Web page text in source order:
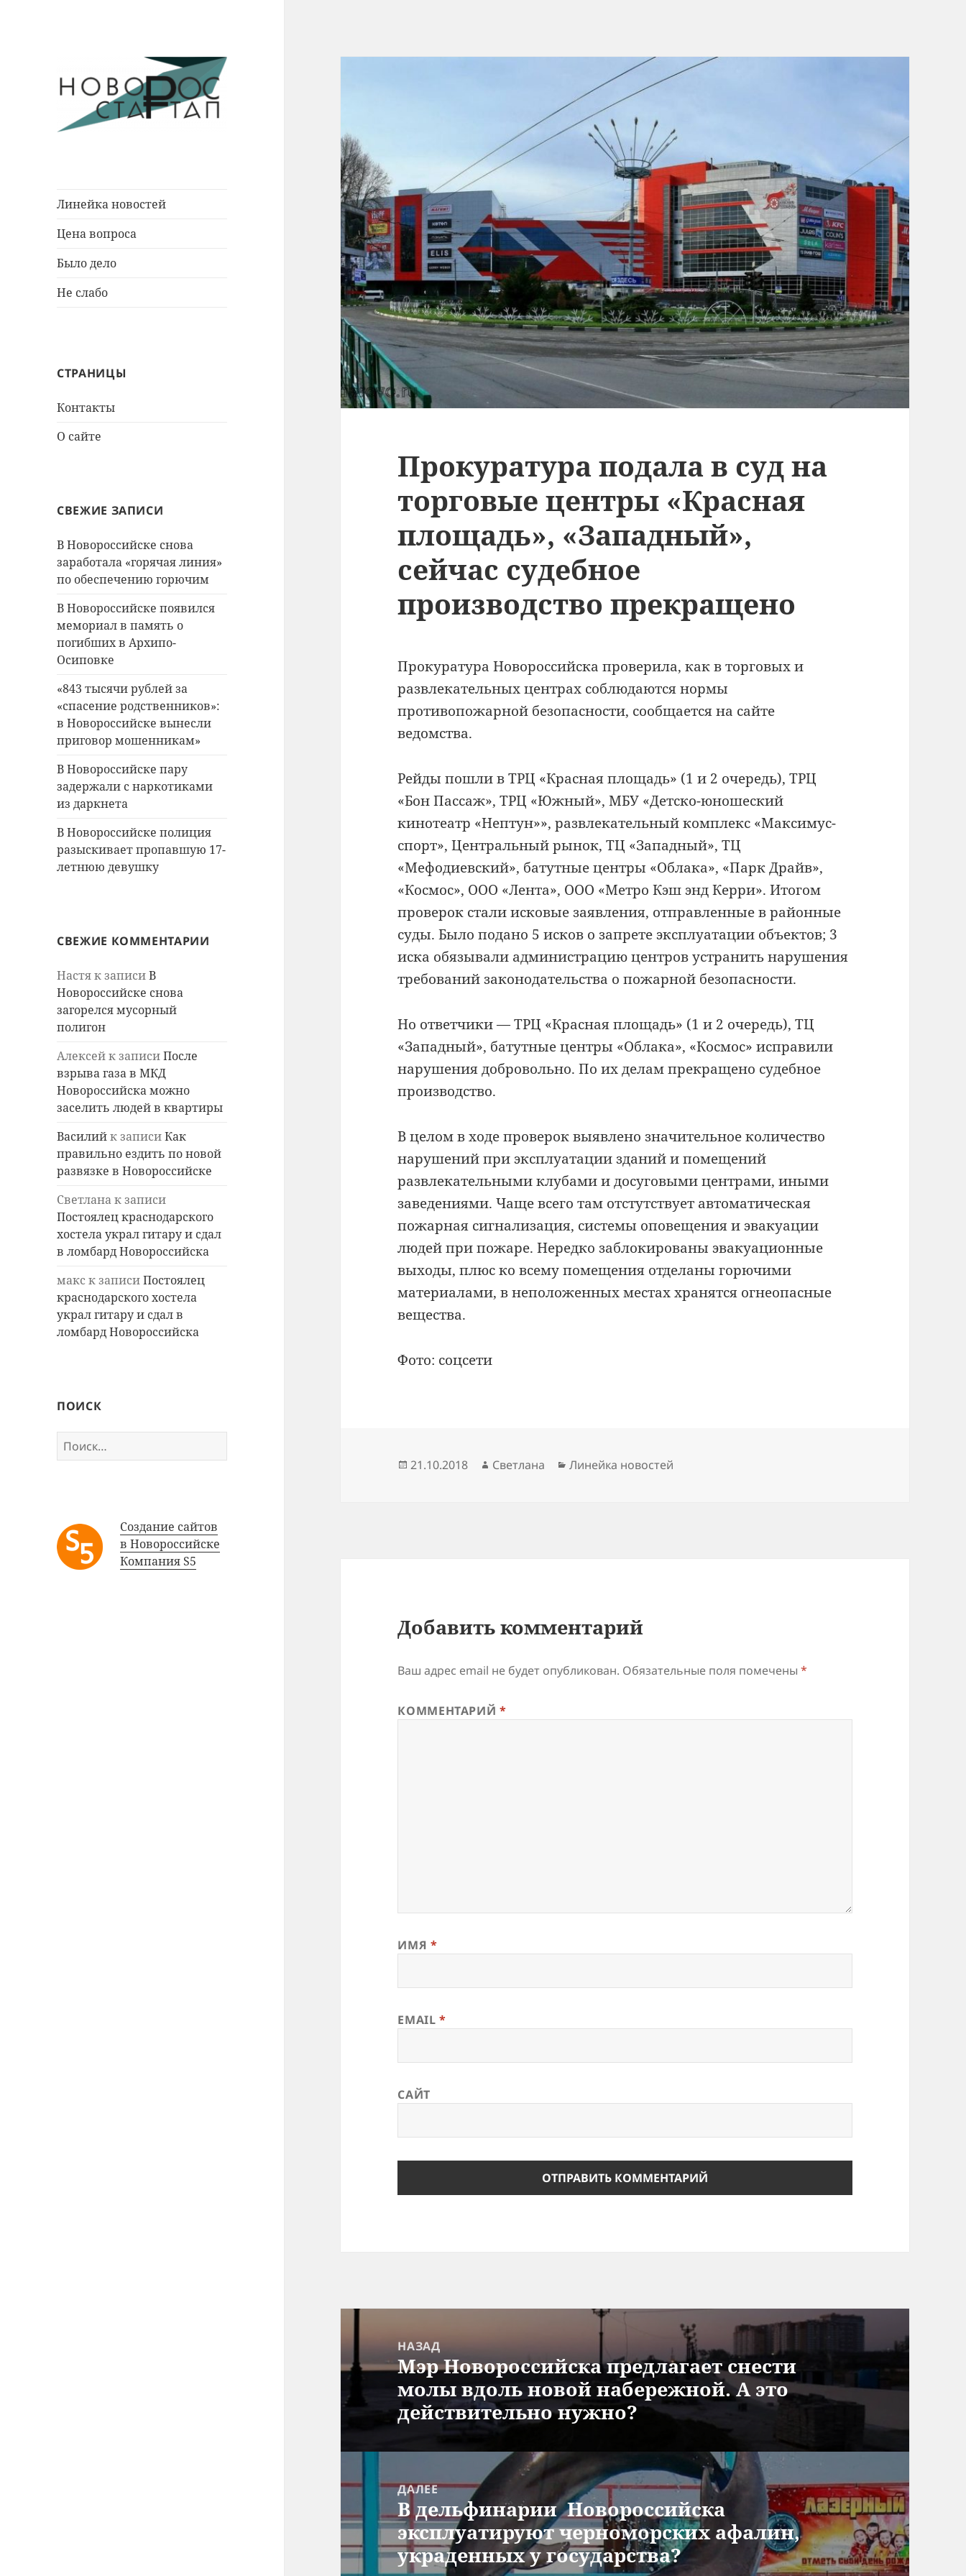
Линейка новостей
Цена вопроса
Было дело
Не слабо
СТРАНИЦЫ
Контакты
О сайте
СВЕЖИЕ ЗАПИСИ
В Новороссийске снова
заработала «горячая линия»
по обеспечению горючим
В Новороссийске появился
мемориал в память о
погибших в Архипо-
Осиповке
«843 тысячи рублей за
«спасение родственников»:
в Новороссийске вынесли
приговор мошенникам»
В Новороссийске пару
задержали с наркотиками
из даркнета
В Новороссийске полиция
разыскивает пропавшую 17-
летнюю девушку
СВЕЖИЕ КОММЕНТАРИИ
Настяк записиВ
Новороссийске снова
загорелся мусорный
полигон
Алексейк записиПосле
взрыва газа в МКД
Новороссийска можно
заселить людей в квартиры
Василийк записиКак
правильно ездить по новой
развязке в Новороссийске
Светланак записи
Постоялец краснодарского
хостела украл гитару и сдал
в ломбард Новороссийска
макск записиПостоялец
краснодарского хостела
украл гитару и сдал в
ломбард Новороссийска
ПОИСК
Найти:
Создание сайтов
в Новороссийске
Компания S5
Прокуратура подала в суд на
торговые центры «Красная
площадь», «Западный»,
сейчас судебное
производство прекращено
Прокуратура Новороссийска проверила, как в торговых и
развлекательных центрах соблюдаются нормы
противопожарной безопасности, сообщается на сайте
ведомства.
Рейды пошли в ТРЦ «Красная площадь» (1 и 2 очередь), ТРЦ
«Бон Пассаж», ТРЦ «Южный», МБУ «Детско-юношеский
кинотеатр «Нептун»», развлекательный комплекс «Максимус-
спорт», Центральный рынок, ТЦ «Западный», ТЦ
«Мефодиевский», батутные центры «Облака», «Парк Драйв»,
«Космос», ООО «Лента», ООО «Метро Кэш энд Керри». Итогом
проверок стали исковые заявления, отправленные в районные
суды. Было подано 5 исков о запрете эксплуатации объектов; 3
иска обязывали администрацию центров устранить нарушения
требований законодательства о пожарной безопасности.
Но ответчики — ТРЦ «Красная площадь» (1 и 2 очередь), ТЦ
«Западный», батутные центры «Облака», «Космос» исправили
нарушения добровольно. По их делам прекращено судебное
производство.
В целом в ходе проверок выявлено значительное количество
нарушений при эксплуатации зданий и помещений
развлекательными клубами и досуговыми центрами, иными
заведениями. Чаще всего там отстутствует автоматическая
пожарная сигнализация, системы оповещения и эвакуации
людей при пожаре. Нередко заблокированы эвакуационные
выходы, плюс ко всему помещения отделаны горючими
материалами, в неположенных местах хранятся огнеопасные
вещества.
Фото: соцсети
Опубликовано
21.10.2018 Автор
Светлана Рубрики
Линейка новостей
Добавить комментарий
Ваш адрес email не будет опубликован. Обязательные поля помечены*
КОММЕНТАРИЙ*
ИМЯ *
EMAIL*
САЙТ
по
записям
НАЗАД
Предыдущая
запись:
Мэр Новороссийска предлагает снести
молы вдоль новой набережной. А это
действительно нужно?
ДАЛЕЕ
Следующая
запись:
В дельфинарии Новороссийска
эксплуатируют черноморских афалин,
украденных у государства?